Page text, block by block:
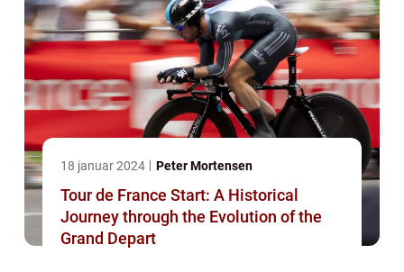
18 januar 2024 Peter Mortensen
Tour de France Start: A Historical
Journey through the Evolution of the
Grand Depart